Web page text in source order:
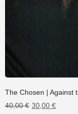
The Chosen | Against
40,00€ Ursprünglicher
30,00 €